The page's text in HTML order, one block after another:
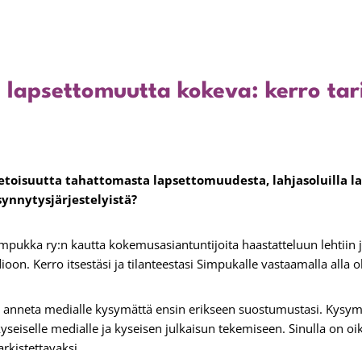
lapsettomuutta kokeva: kerro
tahattomasta lapsettomuudesta, lahjasoluilla
ry:n kautta kokemusasiantuntijoita haastatteluun lehtiin
Kerro itsestäsi ja tilanteestasi Simpukalle vastaamalla alla
medialle kysymättä ensin erikseen suostumustasi.
medialle ja kyseisen julkaisun tekemiseen. Sinulla on